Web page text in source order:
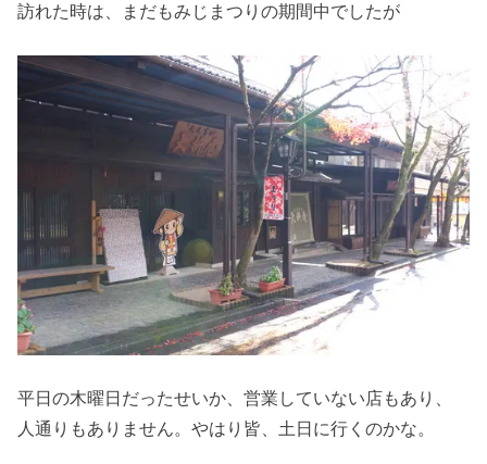
訪れた時は、まだもみじまつりの期間中でしたが
平日の木曜日だったせいか、営業していない店もあり、
人通りもありません。やはり皆、土日に行くのかな。